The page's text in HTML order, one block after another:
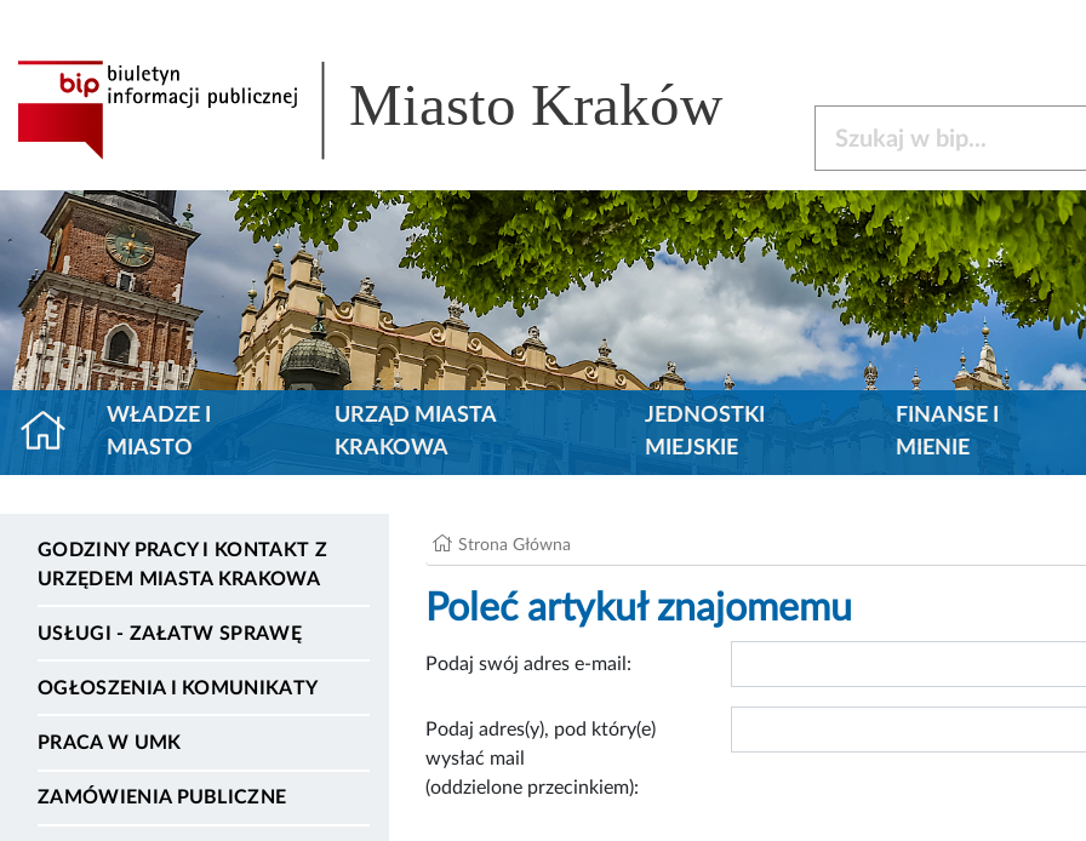
Miasto Kraków
WŁADZE I
MIASTO
URZĄD MIASTA
KRAKOWA
JEDNOSTKI
MIEJSKIE
FINANSE I
MIENIE
GODZINY PRACY I KONTAKT Z
URZĘDEM MIASTA KRAKOWA
USŁUGI - ZAŁATW SPRAWĘ
OGŁOSZENIA I KOMUNIKATY
PRACA W UMK
ZAMÓWIENIA PUBLICZNE
Strona Główna
Poleć artykuł znajomemu
Podaj swój adres e-mail:
Podaj adres(y), pod który(e)
wysłać mail
(oddzielone przecinkiem):